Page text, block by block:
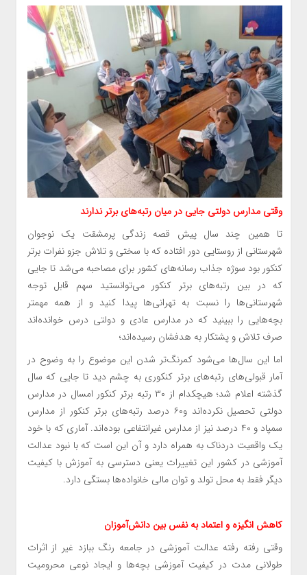
وقتی مدارس دولتی جایی در میان رتبه‌های برتر ندارند
تا همین چند سال پیش قصه زندگی پرمشقت یک نوجوان
شهرستانی از روستایی دور افتاده که با سختی و تلاش جزو نفرات برتر
کنکور بود سوژه جذاب رسانه‌های کشور برای مصاحبه می‌شد تا جایی
که در بین رتبه‌های برتر کنکور می‌توانستید سهم قابل توجه
شهرستانی‌ها را نسبت به تهرانی‌ها پیدا کنید و از همه مهمتر
بچه‌هایی را ببینید که در مدارس عادی و دولتی درس خوانده‌اند
صرف تلاش و پشتکار به هدفشان رسیده‌اند؛
اما این سال‌ها می‌شود کمرنگ‌تر شدن این موضوع را به وضوح در
آمار قبولی‌های رتبه‌های برتر کنکوری به چشم دید تا جایی که سال
گذشته اعلام شد؛ هیچکدام از ۳۰ رتبه برتر کنکور امسال در مدارس
دولتی تحصیل نکرده‌اند و۶۰ درصد رتبه‌های برتر کنکور از مدارس
سمپاد و ۴۰ درصد نیز از مدارس غیرانتفاعی بوده‌اند. آماری که با خود
یک واقعیت دردناک به همراه دارد و آن این است که با نبود عدالت
آموزشی در کشور این تغییرات یعنی دسترسی به آموزش با کیفیت
دیگر فقط به محل تولد و توان مالی خانواده‌ها بستگی دارد.
کاهش انگیزه و اعتماد به نفس بین دانش‌آموزان
وقتی رفته رفته عدالت آموزشی در جامعه رنگ ببازد غیر از اثرات
طولانی مدت در کیفیت آموزشی بچه‌ها و ایجاد نوعی محرومیت